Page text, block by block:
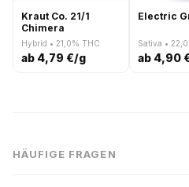
Kraut Co. 21/1
Chimera
Hybrid • 21,0% THC
ab 4,79 €/g
Electric
Sativa •
ab 4,90
HÄUFIGE FRAGEN